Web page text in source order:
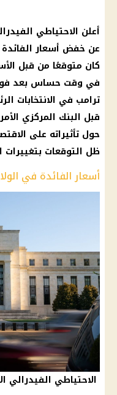
أعلن الاحتياطي
عن خفض أسعار الفائدة
كان متوقعًا من قبل
في وقت حساس بعد
ترامب في الانتخابات
قبل البنك المركزي
حول تأثيراته على
ظل التوقعات
أسعار الفائدة في
الاحتياطي الفيدرالي